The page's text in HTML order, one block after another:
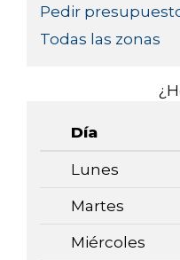
Pedir
Todas las zonas
Día
Lunes
Martes
Miércoles